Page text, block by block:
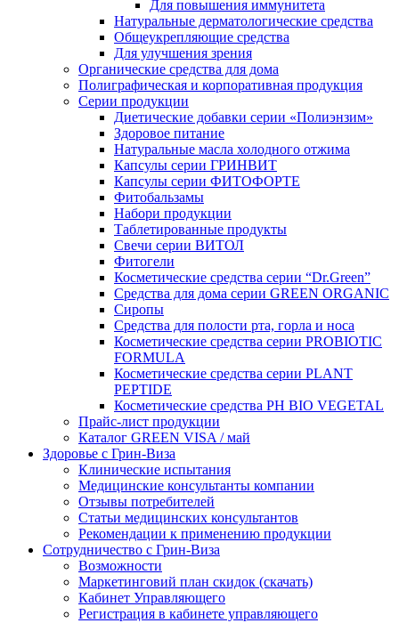
Для повышения иммунитета
Натуральные дерматологические средства
Общеукрепляющие средства
Для улучшения зрения
Органические средства для дома
Полиграфическая и корпоративная продукция
Серии продукции
Диетические добавки серии «Полиэнзим»
Здоровое питание
Натуральные масла холодного отжима
Капсулы серии ГРИНВИТ
Капсулы серии ФИТОФОРТЕ
Фитобальзамы
Набори продукции
Таблетированные продукты
Свечи серии ВИТОЛ
Фитогели
Косметические средства серии “Dr.Green”
Средства для дома серии GREEN ORGANIC
Сиропы
Средства для полости рта, горла и носа
Косметические средства серии PROBIOTIC
FORMULA
Косметические средства серии PLANT
PEPTIDE
Косметические средства PH BIO VEGETAL
Прайс-лист продукции
Каталог GREEN VISA / май
Здоровье с Грин-Виза
Клинические испытания
Медицинские консультанты компании
Отзывы потребителей
Статьи медицинских консультантов
Рекомендации к применению продукции
Сотрудничество с Грин-Виза
Возможности
Маркетинговий план скидок (скачать)
Кабинет Управляющего
Регистрация в кабинете управляющего